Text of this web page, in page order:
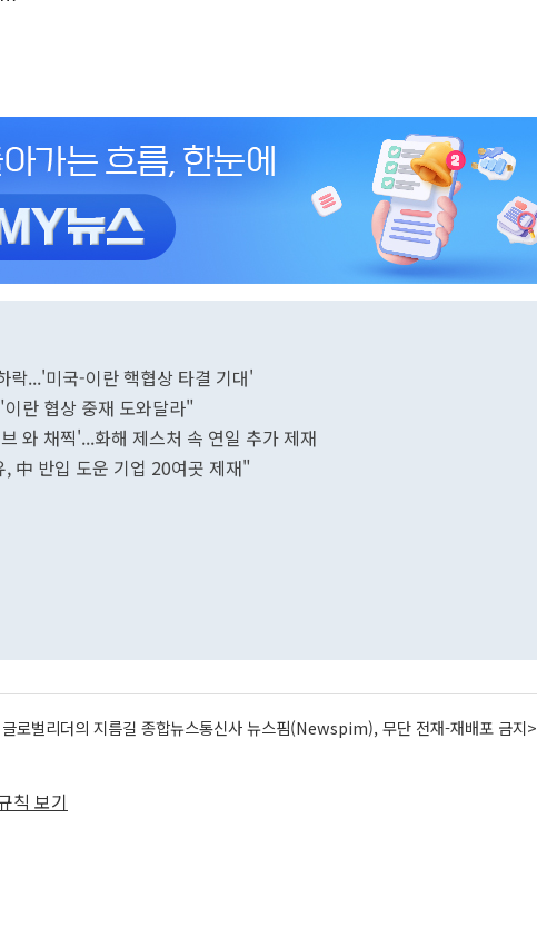
락...'미국-이란 핵협상 타결 기대'
란 협상 중재 도와달라"
와 채찍'...화해 제스처 속 연일 추가 제재
中 반입 도운 기업 20여곳 제재"
로벌리더의 지름길 종합뉴스통신사 뉴스핌(Newspim), 무단 전재-재배포 금지>
칙 보기